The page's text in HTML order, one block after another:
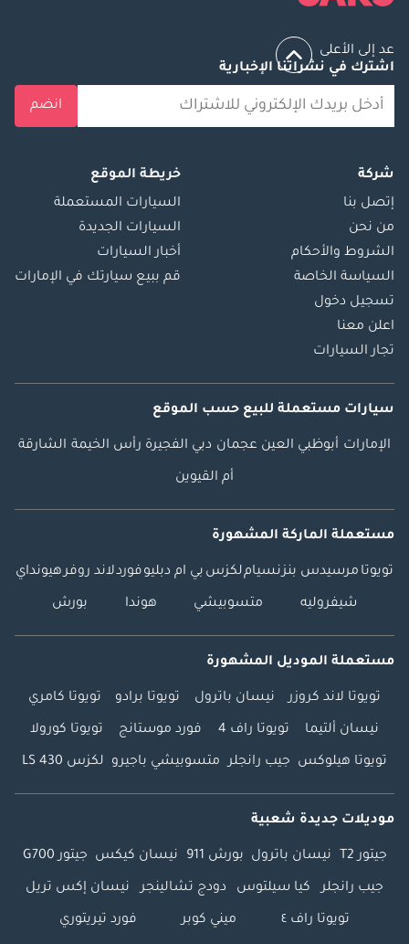
عد إلى الأعلى
اشترك في نشراتنا الإخبارية
انضم
شركة
إتصل بنا
من نحن
الشروط والأحكام
السياسة الخاصة
تسجيل دخول
اعلن معنا
تجار السيارات
خريطة الموقع
السيارات المستعملة
السيارات الجديدة
أخبار السيارات
قم ببيع سيارتك في الإمارات
سيارات مستعملة للبيع حسب الموقع
الإمارات أبوظبي العين عجمان دبي الفجيرة رأس الخيمة الشارقة
أم القيوين
مستعملة الماركة المشهورة
تويوتا مرسيدس بنزنسياملكزس بي ام دبليوفوردلاند روفرهيونداي
شيفروليه متسوبيشي هوندا بورش
مستعملة الموديل المشهورة
تويوتا لاند كروزر نيسان باترول تويوتا برادو تويوتا كامري
نيسان ألتيما تويوتا راف 4 فورد موستانج تويوتا كورولا
تويوتا هيلوكس جيب رانجلر متسوبيشي باجيرو لكزس LS 430
موديلات جديدة شعبية
جيتور T2 نيسان باترول بورش 911 نيسان كيكس جيتور G700
جيب رانجلر كيا سيلتوس دودج تشالينجر نيسان إكس تريل
تويوتا راف ٤ ميني كوبر فورد تيريتوري